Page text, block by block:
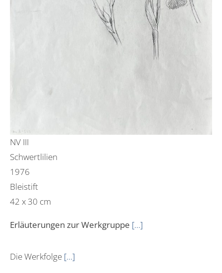
NV III
Schwertlilien
1976
Bleistift
42 x 30 cm
Erläuterungen zur Werkgruppe […]
Die Werkfolge […]